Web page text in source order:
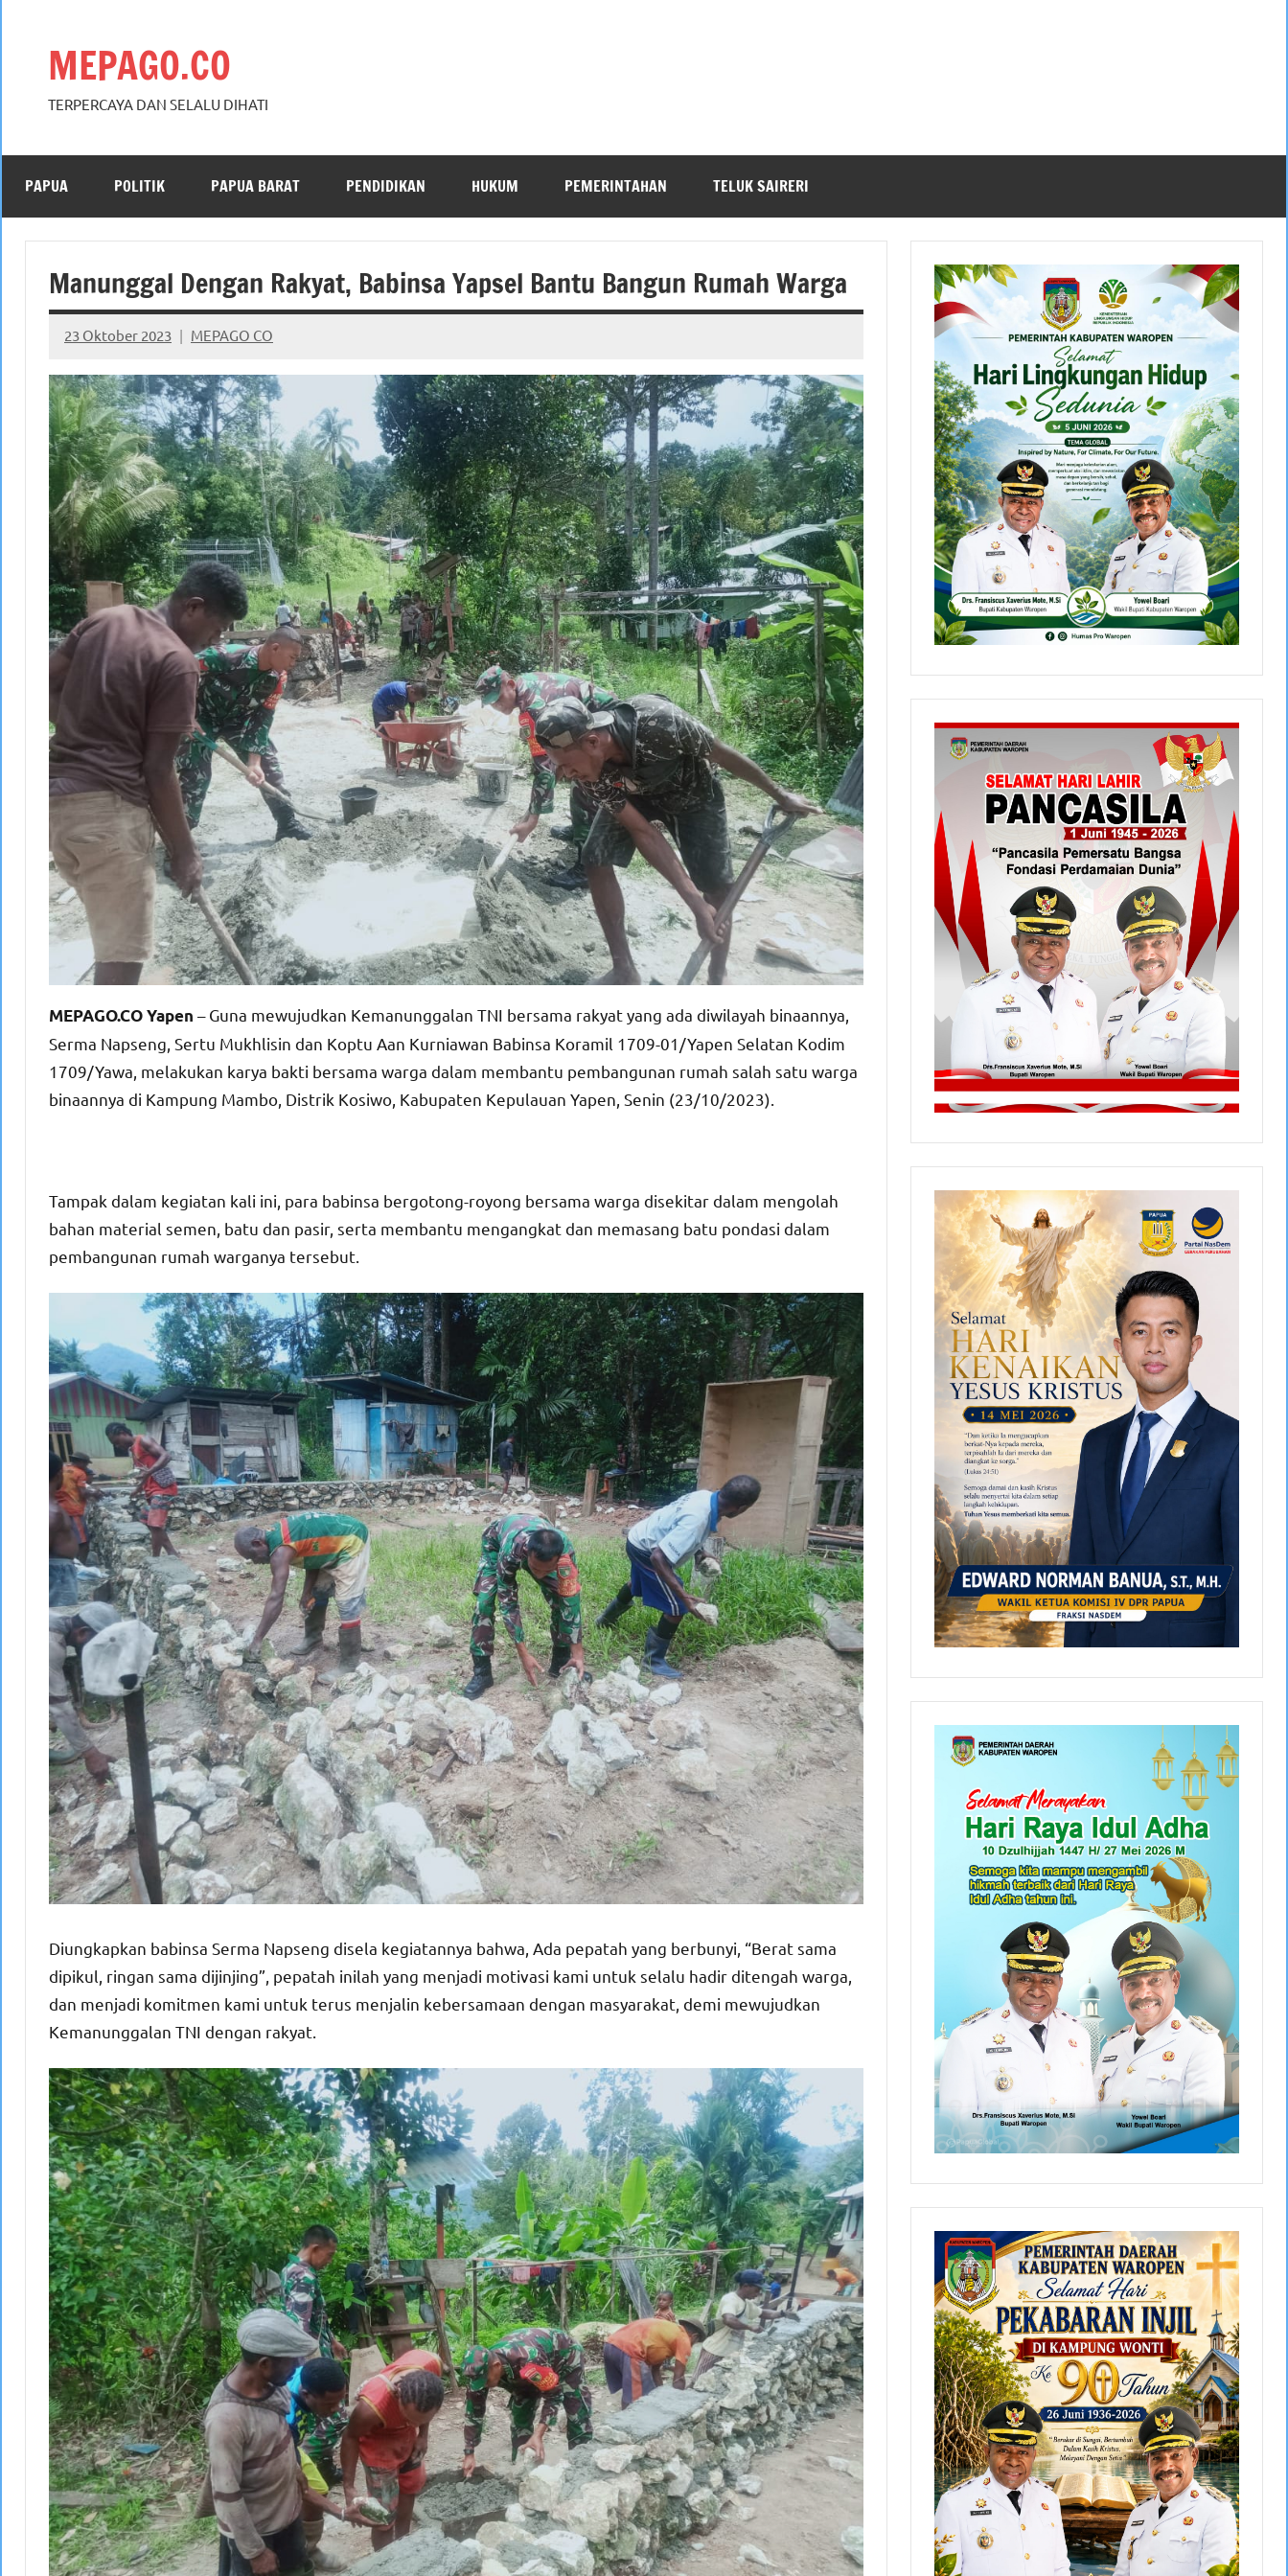
MEPAGO.CO
TERPERCAYA DAN SELALU DIHATI
PAPUA POLITIK PAPUA BARAT PENDIDIKAN HUKUM PEMERINTAHAN TELUK SAIRERI
Manunggal Dengan Rakyat, Babinsa Yapsel Bantu Bangun Rumah Warga
23 Oktober 2023 MEPAGO CO
No
comments
MEPAGO.CO Yapen – Guna mewujudkan Kemanunggalan TNI bersama rakyat yang ada diwilayah binaannya,
Serma Napseng, Sertu Mukhlisin dan Koptu Aan Kurniawan Babinsa Koramil 1709-01/Yapen Selatan Kodim
1709/Yawa, melakukan karya bakti bersama warga dalam membantu pembangunan rumah salah satu warga
binaannya di Kampung Mambo, Distrik Kosiwo, Kabupaten Kepulauan Yapen, Senin (23/10/2023).
Tampak dalam kegiatan kali ini, para babinsa bergotong-royong bersama warga disekitar dalam mengolah
bahan material semen, batu dan pasir, serta membantu mengangkat dan memasang batu pondasi dalam
pembangunan rumah warganya tersebut.
Diungkapkan babinsa Serma Napseng disela kegiatannya bahwa, Ada pepatah yang berbunyi, “Berat sama
dipikul, ringan sama dijinjing”, pepatah inilah yang menjadi motivasi kami untuk selalu hadir ditengah warga,
dan menjadi komitmen kami untuk terus menjalin kebersamaan dengan masyarakat, demi mewujudkan
Kemanunggalan TNI dengan rakyat.